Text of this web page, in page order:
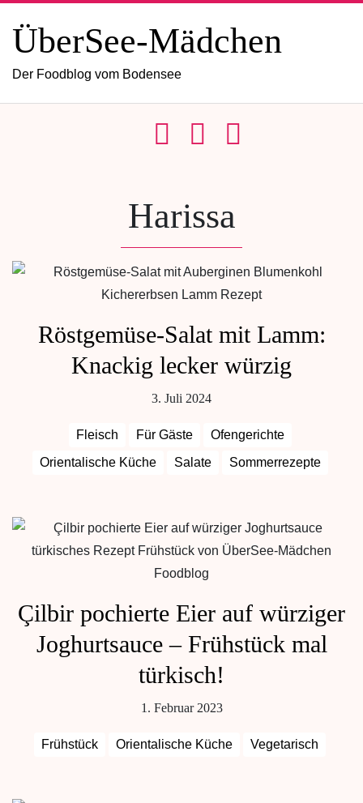
ÜberSee-Mädchen
Der Foodblog vom Bodensee
Harissa
Röstgemüse-Salat mit Lamm:
Knackig lecker würzig
3. Juli 2024
Fleisch Für Gäste
Ofengerichte
Orientalische Küche
Salate Sommerrezepte
Çilbir pochierte Eier auf würziger
Joghurtsauce – Frühstück mal
türkisch!
1. Februar 2023
Frühstück Orientalische Küche Vegetarisch